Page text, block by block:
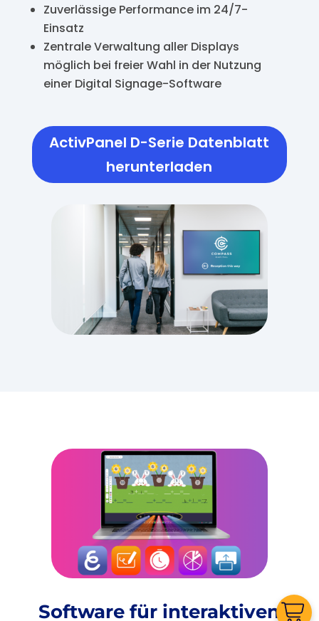
Zuverlässige Performance im 24/7-
Einsatz
Zentrale Verwaltung aller Displays
möglich bei freier Wahl in der Nutzung
einer Digital Signage-Software
ActivPanel D-Serie Datenblatt
herunterladen
Software für interaktiven